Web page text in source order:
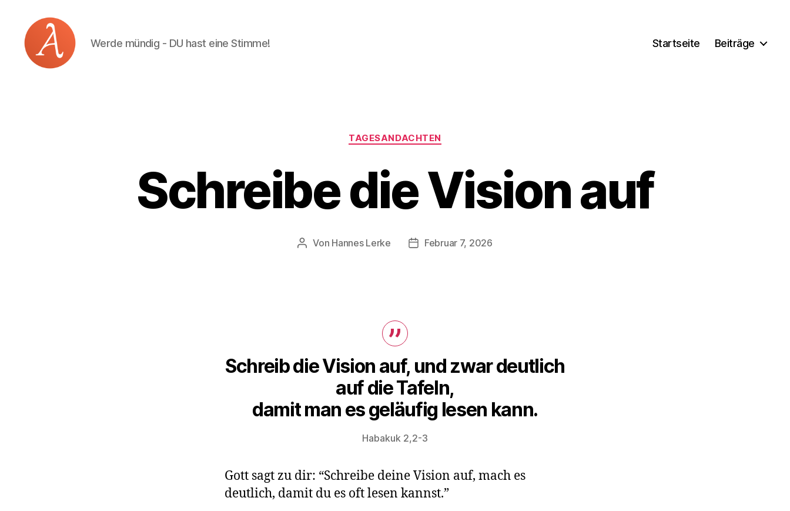
Werde mündig - DU hast eine Stimme! Startseite Beiträge
Kategorien
TAGESANDACHTEN
Schreibe die Vision auf
Beitragsautor
Von Hannes Lerke Beitragsdatum
Februar 7, 2026
Schreib die Vision auf, und zwar deutlich
auf die Tafeln,
damit man es geläufig lesen kann.
Habakuk 2,2-3
Gott sagt zu dir: “Schreibe deine Vision auf, mach es
deutlich, damit du es oft lesen kannst.”